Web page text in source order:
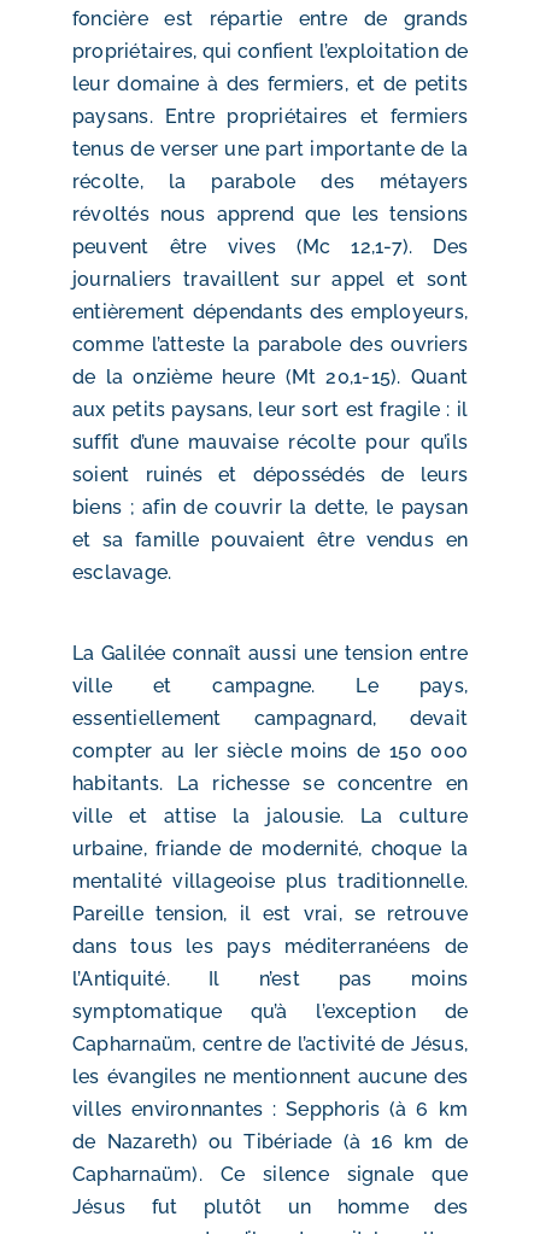
foncière est répartie entre de grands
propriétaires, qui confient l’exploitation de
leur domaine à des fermiers, et de petits
paysans. Entre propriétaires et fermiers
tenus de verser une part importante de la
récolte, la parabole des métayers
révoltés nous apprend que les tensions
peuvent être vives (Mc 12,1-7). Des
journaliers travaillent sur appel et sont
entièrement dépendants des employeurs,
comme l’atteste la parabole des ouvriers
de la onzième heure (Mt 20,1-15). Quant
aux petits paysans, leur sort est fragile : il
suffit d’une mauvaise récolte pour qu’ils
soient ruinés et dépossédés de leurs
biens ; afin de couvrir la dette, le paysan
et sa famille pouvaient être vendus en
esclavage.
La Galilée connaît aussi une tension entre
ville et campagne. Le pays,
essentiellement campagnard, devait
compter au Ier siècle moins de 150 000
habitants. La richesse se concentre en
ville et attise la jalousie. La culture
urbaine, friande de modernité, choque la
mentalité villageoise plus traditionnelle.
Pareille tension, il est vrai, se retrouve
dans tous les pays méditerranéens de
l’Antiquité. Il n’est pas moins
symptomatique qu’à l’exception de
Capharnaüm, centre de l’activité de Jésus,
les évangiles ne mentionnent aucune des
villes environnantes : Sepphoris (à 6 km
de Nazareth) ou Tibériade (à 16 km de
Capharnaüm). Ce silence signale que
Jésus fut plutôt un homme des